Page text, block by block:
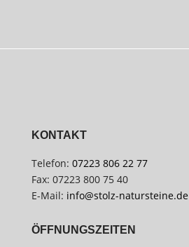
KONTAKT
Telefon: 07223 806 22 77
Fax: 07223 800 75 40
E-Mail: info@stolz-natursteine.de
ÖFFNUNGSZEITEN